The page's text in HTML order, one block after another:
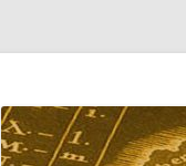
SPRACHLOG